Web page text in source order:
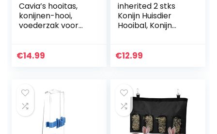
Cavia’s hooitas,
konijnen-hooi,
voederzak voor
Pet Essential Food
€14.99
inherited 2 stks
Konijn Huisdier
Hooibal, Konijn
Chinchilla’s Cavia
€12.99